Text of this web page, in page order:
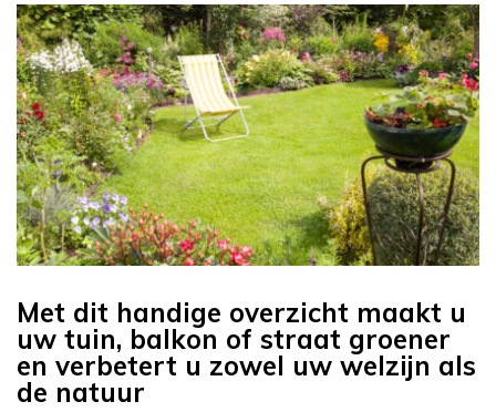
Met dit handige overzicht maakt u
uw tuin, balkon of straat groener
en verbetert u zowel uw welzijn als
de natuur